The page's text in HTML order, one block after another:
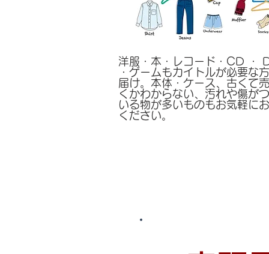
洋服・本・レコード・CD ・
・ゲームもカイトルが必要な
届け。本体・ケース、古くて
くかわからない、汚れや傷が
いる物が多いものもお気軽に
ください。